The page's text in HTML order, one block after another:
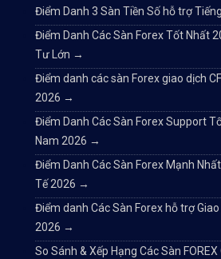
Điểm Danh 3 Sàn Tiền Số hỗ trợ
Điểm Danh Các Sàn Forex Tốt Nhất
Tư Lớn →
Điểm danh các sàn Forex giao dịch
2026 →
Điểm Danh Các Sàn Forex Support
Nam 2026 →
Điểm Danh Các Sàn Forex Mạnh
Tế 2026 →
Điểm danh Các Sàn Forex hỗ trợ
2026 →
So Sánh & Xếp Hạng Các Sàn